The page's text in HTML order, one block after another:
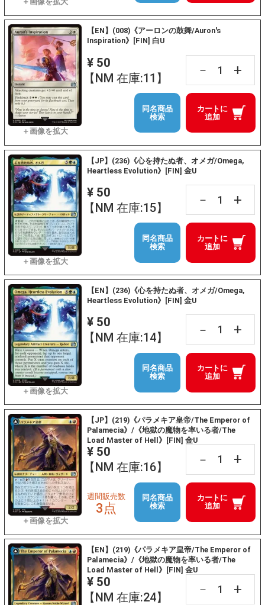
【EN】(008)《アーロンの鼓舞/Auron's
Inspiration》[FIN] 白U
¥ 50
【NM 在庫:11】
－ +
カートに
追加
同名商品
検索
【JP】(236)《心を持たぬ者、オメガ/Omega,
Heartless Evolution》[FIN] 金U
¥ 50
【NM 在庫:15】
－ +
カートに
追加
同名商品
検索
【EN】(236)《心を持たぬ者、オメガ/Omega,
Heartless Evolution》[FIN] 金U
¥ 50
【NM 在庫:14】
－ +
カートに
追加
同名商品
検索
【JP】(219)《パラメキア皇帝/The Emperor of
Palamecia》/《地獄の魔物を率いる者/The
Load Master of Hell》[FIN] 金U
¥ 50
【NM 在庫:16】
－ +
カートに
追加
週間販売数
3点
同名商品
検索
【EN】(219)《パラメキア皇帝/The Emperor of
Palamecia》/《地獄の魔物を率いる者/The
Load Master of Hell》[FIN] 金U
¥ 50
【NM 在庫:24】
－ +